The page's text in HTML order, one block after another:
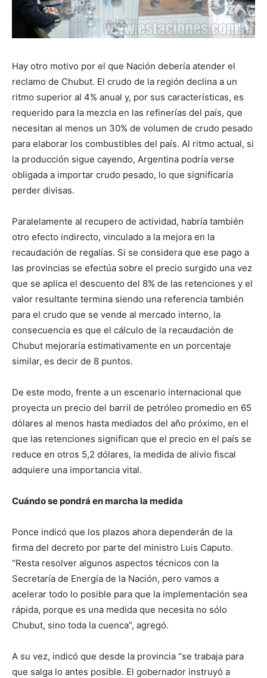
Hay otro motivo por el que Nación debería atender el
reclamo de Chubut. El crudo de la región declina a un
ritmo superior al 4% anual y, por sus características, es
requerido para la mezcla en las refinerías del país, que
necesitan al menos un 30% de volumen de crudo pesado
para elaborar los combustibles del país. Al ritmo actual, si
la producción sigue cayendo, Argentina podría verse
obligada a importar crudo pesado, lo que significaría
perder divisas.
Paralelamente al recupero de actividad, habría también
otro efecto indirecto, vinculado a la mejora en la
recaudación de regalías. Si se considera que ese pago a
las provincias se efectúa sobre el precio surgido una vez
que se aplica el descuento del 8% de las retenciones y el
valor resultante termina siendo una referencia también
para el crudo que se vende al mercado interno, la
consecuencia es que el cálculo de la recaudación de
Chubut mejoraría estimativamente en un porcentaje
similar, es decir de 8 puntos.
De este modo, frente a un escenario internacional que
proyecta un precio del barril de petróleo promedio en 65
dólares al menos hasta mediados del año próximo, en el
que las retenciones significan que el precio en el país se
reduce en otros 5,2 dólares, la medida de alivio fiscal
adquiere una importancia vital.
Cuándo se pondrá en marcha la medida
Ponce indicó que los plazos ahora dependerán de la
firma del decreto por parte del ministro Luis Caputo.
“Resta resolver algunos aspectos técnicos con la
Secretaría de Energía de la Nación, pero vamos a
acelerar todo lo posible para que la implementación sea
rápida, porque es una medida que necesita no sólo
Chubut, sino toda la cuenca”, agregó.
A su vez, indicó que desde la provincia “se trabaja para
que salga lo antes posible. El gobernador instruyó a